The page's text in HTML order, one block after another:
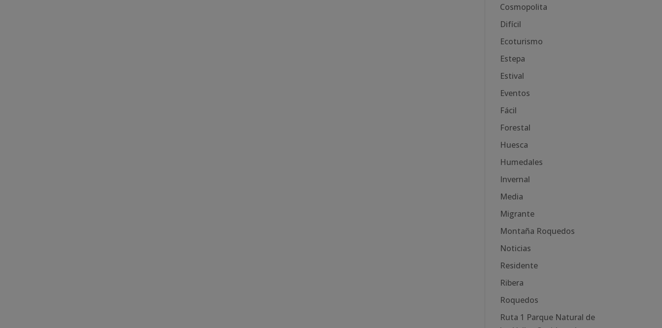
Cosmopolita
Difícil
Ecoturismo
Estepa
Estival
Eventos
Fácil
Forestal
Huesca
Humedales
Invernal
Media
Migrante
Montaña Roquedos
Noticias
Residente
Ribera
Roquedos
Ruta 1 Parque Natural de